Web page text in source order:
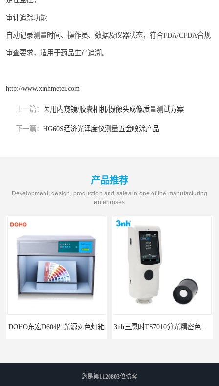
审计追踪功能
自动记录测量时间、操作员、数据及仪器状态，符合FDA/CFDA合规
审查要求，适用于药品生产追溯。
http://www.xmhmeter.com
上一篇： 医用内窥镜/胶囊相机/摄像头成像质量测试方案
下一篇： HG60S经济光泽度仪测量五金喷涂产品
产品推荐
Development, design, production and sales in one of the manufacturing
enterprises
DOHO东宏D604四光源对色灯箱 3nh三恩时TS7010分光精密色差仪
您是第1120803位访客